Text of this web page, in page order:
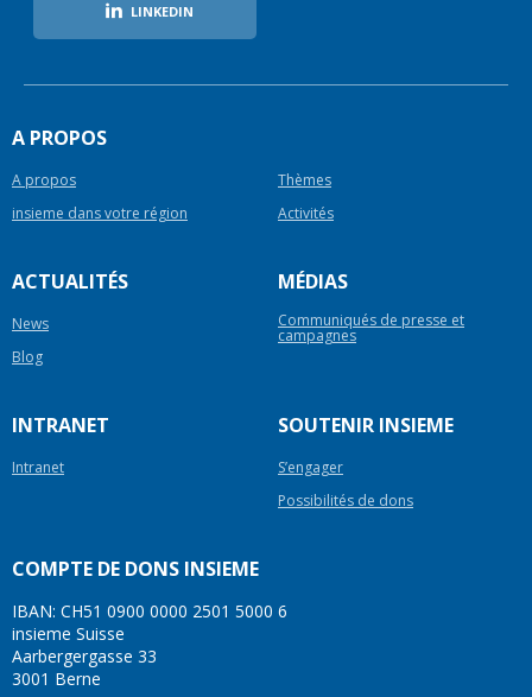
LINKEDIN
A PROPOS
A propos
Thèmes
insieme dans votre région
Activités
ACTUALITÉS
News
Blog
MÉDIAS
Communiqués de presse et
campagnes
INTRANET
Intranet
SOUTENIR INSIEME
S’engager
Possibilités de dons
COMPTE DE DONS INSIEME
IBAN: CH51 0900 0000 2501 5000 6
insieme Suisse
Aarbergergasse 33
3001 Berne